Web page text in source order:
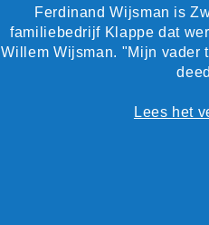
Ferdinand Wijsman is
familiebedrijf Klappe dat
Willem Wijsman. "Mijn vader
Lees het